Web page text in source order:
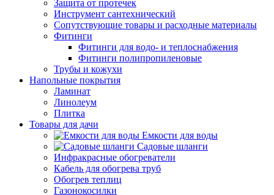
Защита от протечек
Инструмент сантехнический
Сопутствующие товары и расходные материалы
Фитинги
Фитинги для водо- и теплоснабжения
Фитинги полипропиленовые
Трубы и кожухи
Напольные покрытия
Ламинат
Линолеум
Плитка
Товары для дачи
Емкости для воды
Садовые шланги
Инфракрасные обогреватели
Кабель для обогрева труб
Обогрев теплиц
Газонокосилки